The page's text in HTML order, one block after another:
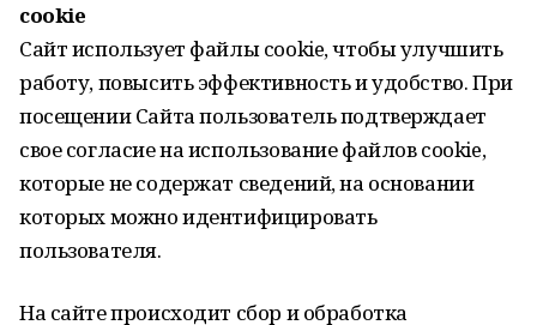
cookie
Сайт использует файлы cookie, чтобы улучшить
работу, повысить эффективность и удобство. При
посещении Сайта пользователь подтверждает
свое согласие на использование файлов cookie,
которые не содержат сведений, на основании
которых можно идентифицировать
пользователя.
На сайте происходит сбор и обработка